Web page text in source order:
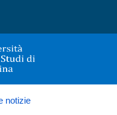
degli Studi di
notizie